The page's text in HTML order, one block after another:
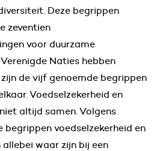
Deze begrippen
zeventien
voor duurzame
Naties hebben
de vijf genoemde begrippen
Voedselzekerheid en
altijd samen. Volgens
begrippen voedselzekerheid en
waar zijn bij een